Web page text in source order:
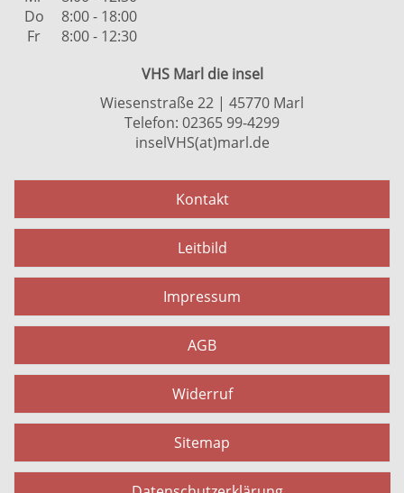
Do
8:00 - 18:00
Fr
8:00 - 12:30
VHS Marl die insel
Wiesenstraße 22 | 45770 Marl
Telefon: 02365 99-4299
inselVHS(at)marl.de
Kontakt
Leitbild
Impressum
AGB
Widerruf
Sitemap